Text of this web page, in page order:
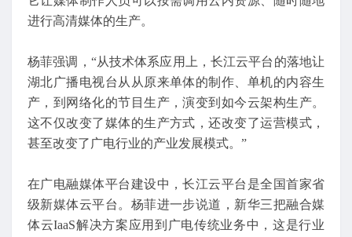
进行高清媒体的生产。
杨菲强调，“从技术体系应用上，长江云平台的落地让
湖北广播电视台从从原来单体的制作、单机的内容生
产，到网络化的节目生产，演变到如今云架构生产。
这不仅改变了媒体的生产方式，还改变了运营模式，
甚至改变了广电行业的产业发展模式。”
在广电融媒体平台建设中，长江云平台是全国首家省
级新媒体云平台。杨菲进一步说道，新华三把融合媒
体云IaaS解决方案应用到广电传统业务中，这是行业